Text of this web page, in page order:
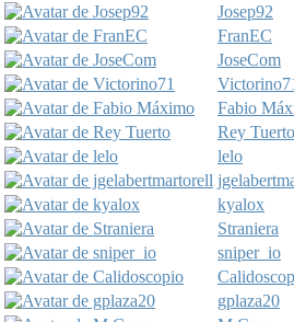
Josep92
FranEC
JoseCom
Fabio
Rey Tuerto
lelo
kyalox
Straniera
sniper_io
gplaza20